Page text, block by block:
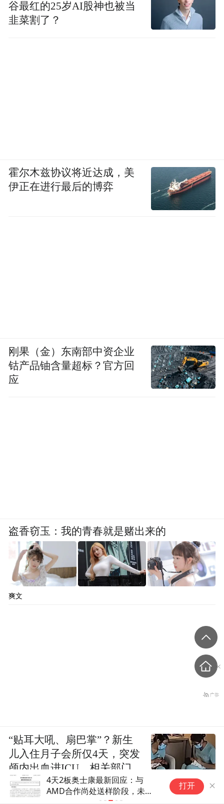
115网盘大升级：全格式视频流
畅播放 HDR视频不发绿
打开
谷最红的25岁AI股神也被当
韭菜割了？
霍尔木兹协议将近达成，美
伊正在进行最后的博弈
刚果（金）东南部中资企业
钴产品铀含量超标？官方回
应
盗香窃玉：我的青春就是赌出来的
爽文
“贴耳大吼、扇巴掌”？新生
儿入住月子会所仅4天，突发
颅内出血进ICU，相关部门已
介入